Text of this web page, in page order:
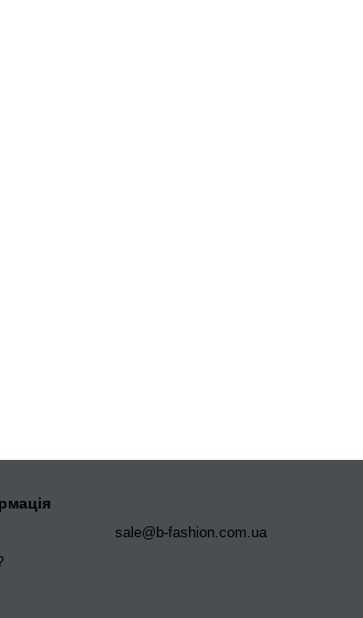
sale@b-fashion.com.ua